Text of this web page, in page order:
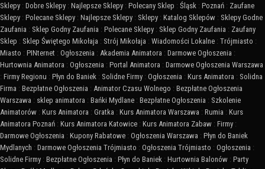
Sklepy : Dobre Sklepy : Najlepsze Sklepy : Polecany Sklep : Śląsk : Poznań : Zaufane
Sklepy : Polecane Sklepy : Najlepsze Sklepy : Sklepy : Katalog Sklepów : Sklepy Godne
Zaufania : Sklep Godny Zaufania : Polecane Sklepy : Sklep Godny Zaufania : Zaufany
Sklep : Sklep Świętego Mikołaja : Strój Mikołaja : Wiadomości Lokalne : Trójmiasto :
Miasto : PINternet : Ogłoszenia : Akademia Animatora : Darmowe Ogłoszenia :
Hurtownia Animatora : Ogłoszenia : Portal Animatora : Darmowe Ogłoszenia Warszawa
: Firmy Regionu : Płyn do Baniek : Solidne Firmy : Ogłoszenia : Kurs Animatora : Solidna
Firma : Bezpłatne Ogłoszenia : Animator Czasu Wolnego : Bezpłatne Ogłoszenia
Warszawa : sklep animatora : Bańki Mydlane : Bezpłatne Ogłoszenia : Szkolenie
Animatorów : Kurs Animatora : Gratka : Kurs Animatora Warszawa : Rumia : Kurs
Animatora Poznań : Kurs Animatora Katowice : Kurs Animatora Zabaw : Firmy :
Darmowe Ogłoszenia : Kupony Rabatowe : Ogłoszenia Warszawa : Płyn do Baniek
Mydlanych : Darmowe Ogłoszenia Trójmiasto : Ogłoszenia Trójmiasto : Ogłoszenia :
Solidne Firmy : Bezpłatne Ogłoszenia : Płyn do Baniek : Hurtownia Balonów : Party